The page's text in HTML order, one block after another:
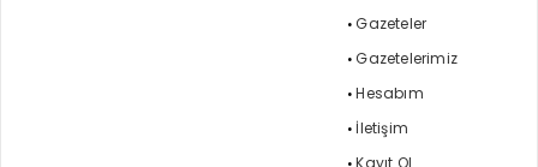
Gazeteler
Gazetelerimiz
Hesabım
İletişim
Kayıt Ol